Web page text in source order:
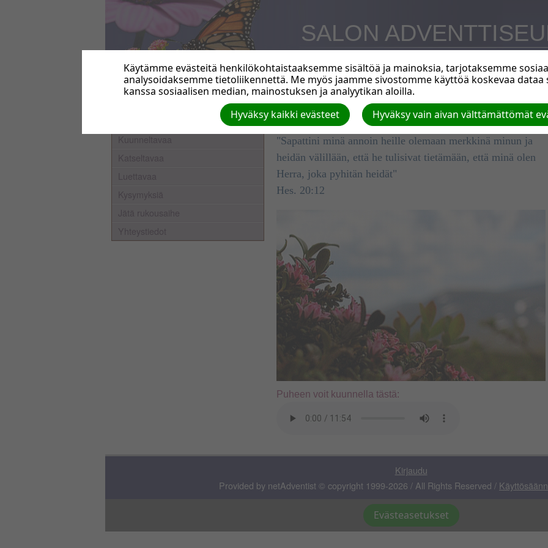
SALON
Etusivu
SAPATTI
- luomisen ja lunastuksen muistomerkki
Pastori S. Perho
"Sapattini minä annoin heille olemaan merkkinä minun ja
heidän välillään, että he tulisivat tietämään, että minä olen
Herra, joka pyhitän heidät"
Hes. 20:12
Puheen voit kuunnella tästä:
Kirjaudu
Provided by netAdventist © copyright 1999-2026 / All Rights Reserved /
Käytämme evästeitä henkilökohtaistaaksemme sisältöä ja mainoksia, tarjotaksemme
analysoidaksemme tietoliikennettä. Me myös jaamme sivostomme käyttöä koskevaa
kanssa sosiaalisen median, mainostuksen ja analyytikan aloilla.
Hyväksy vain aivan välttämättömät
Hyväksy kaikki evästeet
Evästeasetukset